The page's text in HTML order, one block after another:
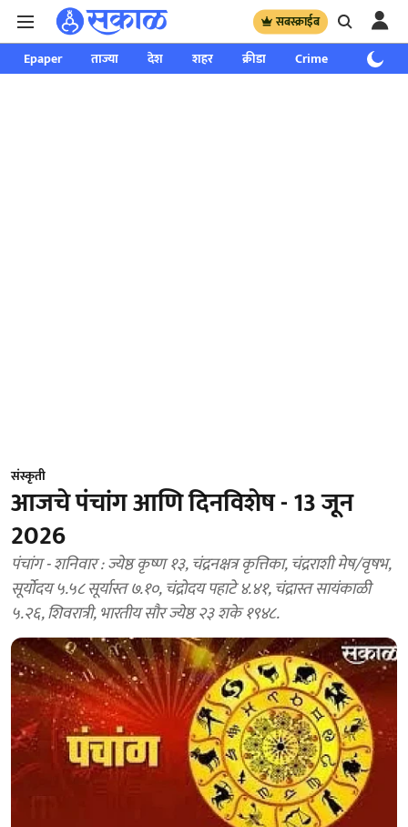
सबस्क्राईब
Epaper ताज्या देश शहर क्रीडा Crime साप्ताहिक
संस्कृती
आजचे पंचांग आणि दिनविशेष - 13 जून
2026
पंचांग - शनिवार : ज्येष्ठ कृष्ण १३, चंद्रनक्षत्र कृत्तिका, चंद्रराशी मेष/वृषभ,
सूर्योदय ५.५८ सूर्यास्त ७.१०, चंद्रोदय पहाटे ४.४१, चंद्रास्त सायंकाळी
५.२६, शिवरात्री, भारतीय सौर ज्येष्ठ २३ शके १९४८.